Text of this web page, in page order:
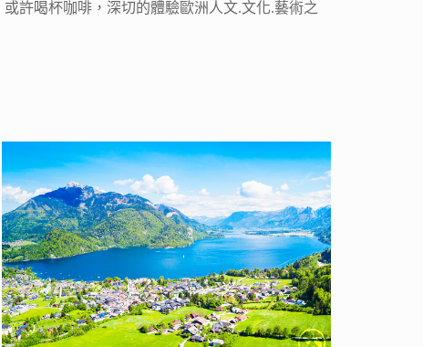
許喝杯咖啡，深切的體驗歐洲人文.文化.藝術之